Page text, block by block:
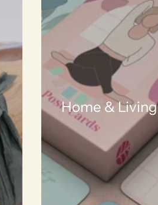
Home & Living